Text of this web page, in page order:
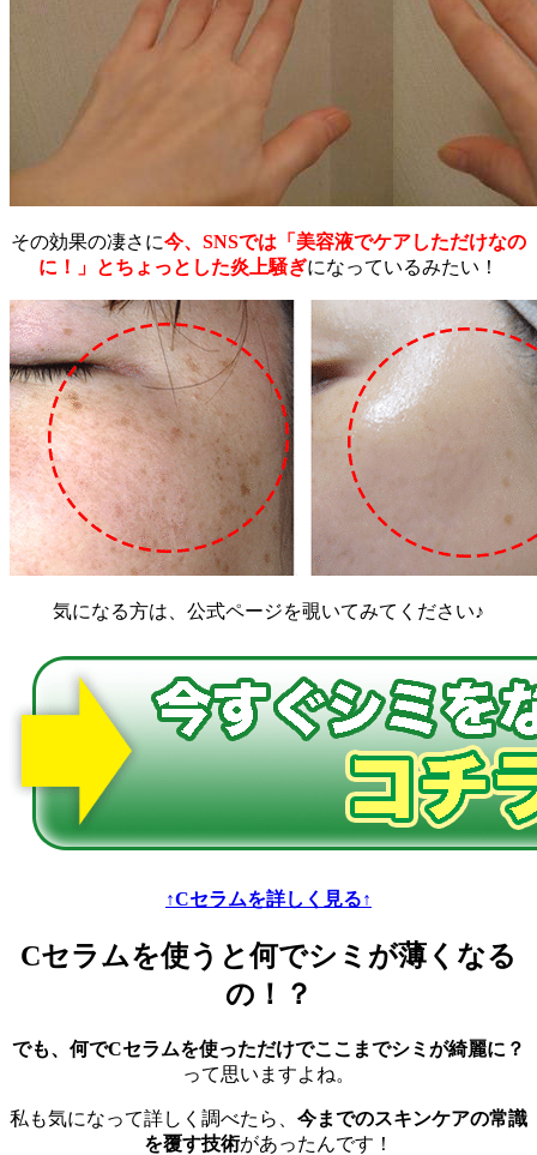
その効果の凄さに今、SNSでは「美容液でケアしただけなの
に！」とちょっとした炎上騒ぎになっているみたい！
気になる方は、公式ページを覗いてみてください♪
↑Cセラムを詳しく見る↑
Cセラムを使うと何でシミが薄くなる
の！？
でも、何でCセラムを使っただけでここまでシミが綺麗に？
って思いますよね。
私も気になって詳しく調べたら、 今までのスキンケアの常識
を覆す技術があったんです！